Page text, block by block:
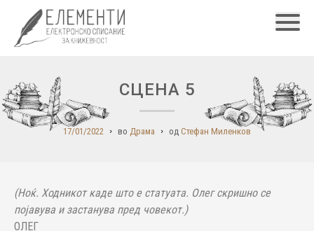
СЦЕНА 5
17/01/2022 во Драма од Стефан Миленков
(Ноќ. Ходникот каде што е статуата. Олег скришно се
појавува и застанува пред човекот.)
ОЛЕГ